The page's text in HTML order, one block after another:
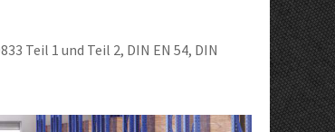
Teil 1 und Teil 2, DIN EN 54, DIN